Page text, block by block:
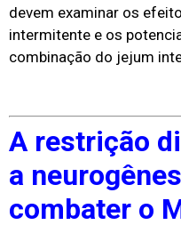
devem examinar os
intermitente e os
combinação do jejum
A restrição
a
combater o